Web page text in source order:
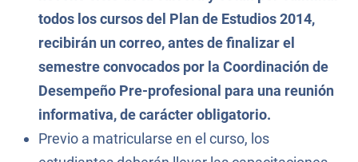
todos los cursos del Plan de Estudios 2014,
recibirán un correo, antes de finalizar el
semestre convocados por la Coordinación de
Desempeño Pre-profesional para una reunión
informativa, de carácter obligatorio.
Previo a matricularse en el curso, los